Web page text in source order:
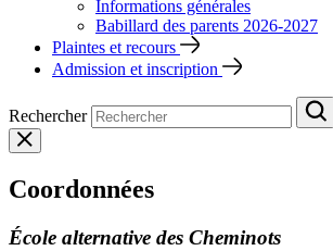
Informations générales
Babillard des parents 2026‑2027
Plaintes et recours
Admission et inscription
Rechercher
Coordonnées
École alternative des Cheminots